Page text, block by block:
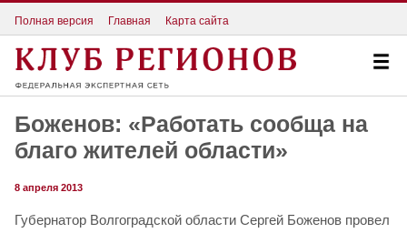
Полная версия Главная Карта сайта
Боженов: «Работать сообща на
благо жителей области»
8 апреля 2013
Губернатор Волгоградской области Сергей Боженов провел